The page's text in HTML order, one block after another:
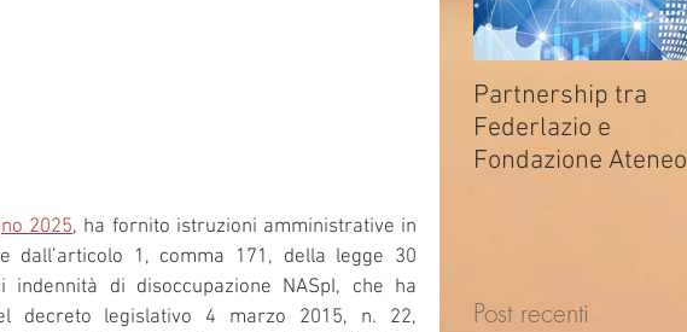
2025, ha fornito istruzioni amministrative in
dall’articolo 1, comma 171, della legge 30
di disoccupazione NASpI, che ha
decreto legislativo 4 marzo 2015, n. 22,
Partnership tra
Federlazio e
Fondazione Ateneo
Post recenti